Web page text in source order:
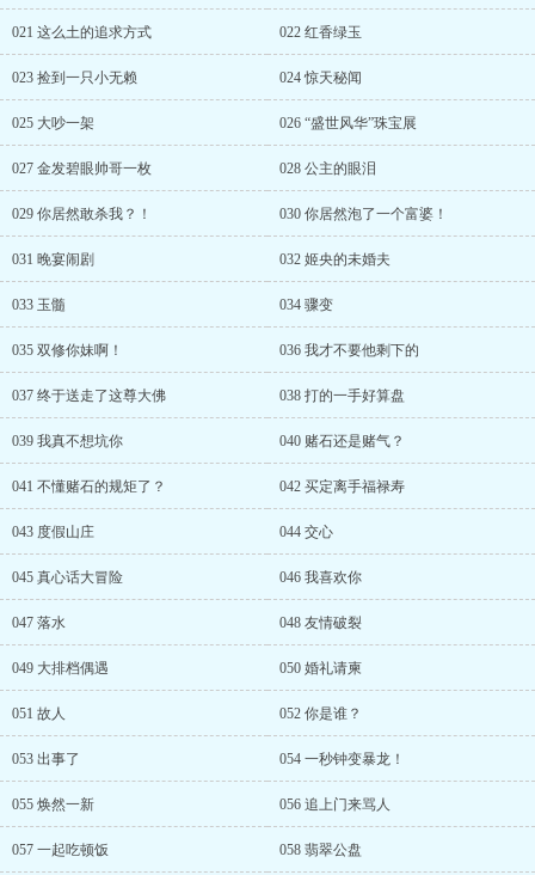
021 这么土的追求方式 022 红香绿玉
023 捡到一只小无赖 024 惊天秘闻
025 大吵一架 026 “盛世风华”珠宝展
027 金发碧眼帅哥一枚 028 公主的眼泪
029 你居然敢杀我？！ 030 你居然泡了一个富婆！
031 晚宴闹剧 032 姬央的未婚夫
033 玉髓 034 骤变
035 双修你妹啊！ 036 我才不要他剩下的
037 终于送走了这尊大佛 038 打的一手好算盘
039 我真不想坑你 040 赌石还是赌气？
041 不懂赌石的规矩了？ 042 买定离手福禄寿
043 度假山庄 044 交心
045 真心话大冒险 046 我喜欢你
047 落水 048 友情破裂
049 大排档偶遇 050 婚礼请柬
051 故人 052 你是谁？
053 出事了 054 一秒钟变暴龙！
055 焕然一新 056 追上门来骂人
057 一起吃顿饭 058 翡翠公盘